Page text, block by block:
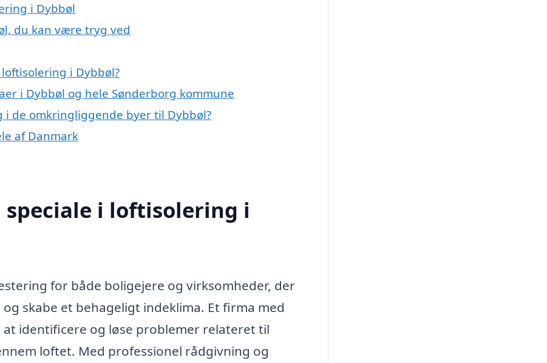
i Dybbøl
du kan være tryg ved
i Dybbøl?
i Dybbøl og hele Sønderborg kommune
de omkringliggende byer til Dybbøl?
af Danmark
i loftisolering i
for både boligejere og virksomheder, der
skabe et behageligt indeklima. Et firma med
identificere og løse problemer relateret til
loftet. Med professionel rådgivning og